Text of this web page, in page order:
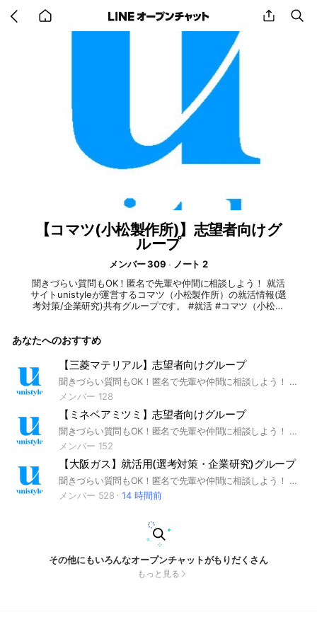
back share
【コマツ(小松製作所)】志望者向けグ
ループ
メンバー 309
ノート 2
聞きづらい質問もOK！匿名で先輩や仲間に相談しよう！ 就活
サイトunistyleが運営するコマツ（小松製作所）の就活情報(選
考対策/企業研究)共有グループです。 #就活 #コマツ（小松製
分析 #業界研究 #企業研究 #自己PR #ガクチカ #学生時代頑張
ープディスカッション #グルディス #OB訪問 #企業選び #就活
対策 #就活準備 #大手企業 #日系企業 ▼unistyleが運営する電
機のオプチャグループ▼ ソニーグループ / 日立製作所 / パナ
ソニック / 富士通 / NEC（日本電気） / 三菱電機 / キーエンス
/ 村田製作所 / キヤノン（Canon） / 島津製作所 / 富士フイル
ムビジネスイノベーション / 京セラ / 東芝 / ヤンマー / クボタ
/ リコー / GSアユサ / オリンパス / ニコン / 住友電気工業（住
友電工） / セイコーエプソン / DMG森精機 / ブリヂストン /
日東電工 / オムロン / TDK / 東京エレクトロン / コニカミノル
タ / ブラザー工業 / ボッシュ(BOSCH) / シャープ（SHARP) /
ミネベアミツミ / 日立建機 / コマツ（小松製作所） / 住友重機
械工業 / アルプスアルパイン / 富士電機 / ファナック(FANUC)
/ キヤノンマーケティングジャパン / ディスコ ▼コマツ（小松
あなたへのおすすめ
【三菱マテリアル】志望者向けグループ
聞きづらい質問もOK！匿名で先輩や仲間に相談しよう！ 就活サイトunistyleが運営する三菱マテリアルの就活情報(選考対策/企業研究)共有グループです。 #就活 #三菱マテリアル #鉄鋼業界 #インターンシップ #本選考 #unistyle #ユニスタイル #面接 #採用 #内定 #ES #エントリーシート #自己分析 #業界研究 #企業研究 #自己PR #ガクチカ #学生時代頑張ったこと #志何望動機 #webテスト #ウェブテスト #GD #グループディスカッション #グルディス #OB訪問 #企業選び #就活対策 #就活準備 #大手企業 #日系企業 ▼unistyleが運営する鉄鋼のオプチャグループ▼ 日本製鉄 / JFEスチール / 神戸製鋼所 / 住友金属鉱山 / JX金属 / 太平洋セメント / 日鉄エンジニアリング / 大平洋金属 / DOWAホールディングス / 古河電気興業（古河電工） / 三菱マテリアル / JICA（国際協力機構） ▼三菱マテリアルの企業研究はこちらから▼ https://x.gd/euyqP
メンバー 128
【ミネベアミツミ】志望者向けグループ
聞きづらい質問もOK！匿名で先輩や仲間に相談しよう！ 就活サイトunistyleが運営するミネベアミツミの就活情報(選考対策/企業研究)共有グループです。 #就活 #ミネベアミツミ #電機業界 #インターンシップ #本選考 #unistyle #ユニスタイル #面接 #採用 #内定 #ES #エントリーシート #自己分析 #業界研究 #企業研究 #自己PR #ガクチカ #学生時代頑張ったこと #志何望動機 #webテスト #ウェブテスト #GD #グループディスカッション #グルディス #OB訪問 #企業選び #就活対策 #就活準備 #大手企業 #日系企業 ▼unistyleが運営する電機のオプチャグループ▼ ソニーグループ / 日立製作所 / パナソニック / 富士通 / NEC（日本電気） / 三菱電機 / キーエンス / 村田製作所 / キヤノン（Canon） / 島津製作所 / 富士フイルムビジネスイノベーション / 京セラ / 東芝 / ヤンマー / クボタ / リコー / GSアユサ / オリンパス / ニコン / 住友電気工業（住友電工） / セイコーエプソン / DMG森精機 / ブリヂストン / 日東電工 / オムロン / TDK / 東京エレクトロン / コニカミノルタ / ブラザー工業 / ボッシュ(BOSCH) / シャープ（SHARP) / ミネベアミツミ / 日立建機 / コマツ（小松製作所） / 住友重機械工業 / アルプスアルパイン / 富士電機 / ファナック(FANUC) / キヤノンマーケティングジャパン / ディスコ ▼ミネベアミツミの企業研究はこちらから▼ https://x.gd/TxqBu
メンバー 152
【大阪ガス】就活用(選考対策・企業研究)グループ
聞きづらい質問もOK！匿名で先輩や仲間に相談しよう！ 就活サイトunistyleが運営する大阪ガスの就活情報(選考対策/企業研究)共有グループです。 #就活 #大阪ガス #インフラ業界 #インターンシップ #本選考 #unistyle #ユニスタイル #面接 #採用 #内定 #ES #エントリーシート #自己分析 #業界研究 #企業研究 #自己PR #ガクチカ #学生時代頑張ったこと #志何望動機 #webテスト #ウェブテスト #GD #グループディスカッション #グルディス #OB訪問 #企業選び #就活対策 #就活準備 #大手企業 #日系企業 ▼unistyleが運営するインフラのオプチャグループ▼ NEXCO東日本 / NEXCO西日本 / NEXCO中日本 / 郵船ロジスティクス / 首都高速道路 / 丸全昭和運輸 / 東京電力 / 関西電力 / 中部電力 / 北海道電力 / 東北電力 / 北陸電力 / 中国電力 / 四国電力 / 九州電力 / 東京ガス / 大阪ガス / 東邦ガス / 北海道ガス / 北陸ガス / 静岡ガス / 広島ガス / 西部ガス / ENEOS / 出光興産 / コスモエネルギー / INPEX / JERA / 石油資源開発（JAPEX) / J-POWER / 関電工 / 三愛オブリ ▼大阪ガスの企業研究はこちらから▼ https://x.gd/l0iAA
メンバー 528
14 時間前
その他にもいろんなオープンチャットがもりだくさん
もっと見る